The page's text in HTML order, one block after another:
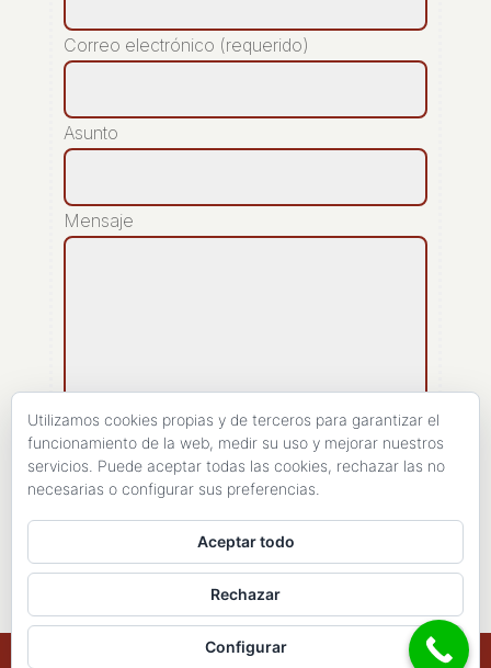
Correo electrónico (requerido)
Asunto
Mensaje
[recaptcha]
Copyright 1998- 2026 - Haires Consulting. All
Utilizamos cookies propias y de terceros para garantizar el
funcionamiento de la web, medir su uso y mejorar nuestros
servicios. Puede aceptar todas las cookies, rechazar las no
necesarias o configurar sus preferencias.
Aceptar todo
Rechazar
Configurar